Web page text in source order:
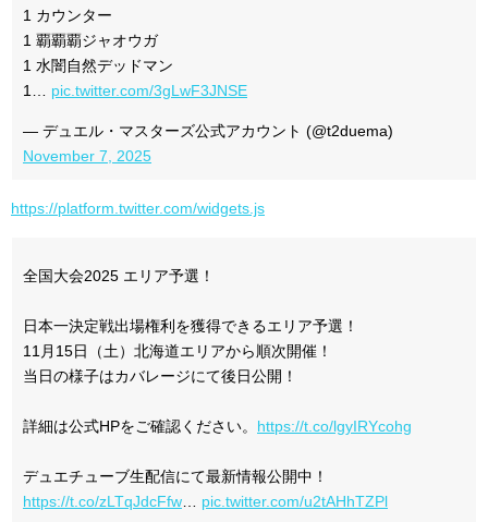
1 カウンター
1 覇覇覇ジャオウガ
1 水闇自然デッドマン
1… pic.twitter.com/3gLwF3JNSE
— デュエル・マスターズ公式アカウント (@t2duema)
November 7, 2025
https://platform.twitter.com/widgets.js
全国大会2025 エリア予選！
日本一決定戦出場権利を獲得できるエリア予選！
11月15日（土）北海道エリアから順次開催！
当日の様子はカバレージにて後日公開！
詳細は公式HPをご確認ください。 https://t.co/lgyIRYcohg
デュエチューブ生配信にて最新情報公開中！
https://t.co/zLTqJdcFfw
pic.twitter.com/u2tAHhTZPl